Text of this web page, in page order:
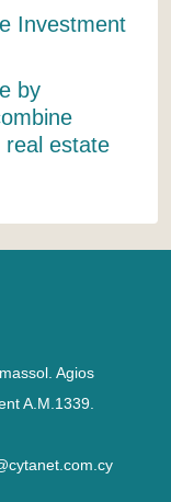
Investment
by
real estate
Agios
A.M.1339.